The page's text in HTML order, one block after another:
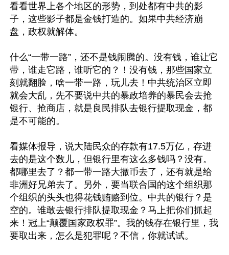
看看世界上各个地区的形势，到处都有中共的影
子，这些影子都是金钱打造的。如果中共经济崩
盘，政权就解体。
什么“一带一路”，还不是钱闹腾的。没有钱，谁让它
带，谁走它路，谁听它的？！没有钱，那些国家立
刻就翻脸，啥一带一路，玩儿去！中共统治区立即
就会大乱，先不要说中共的暴政培养的暴民会去抢
银行、抢商店，就是良民排队去银行提取现金，都
是不可能的。
看媒体报导，说大陆民众的存款有17.5万亿，存进
去的是这个数儿，但银行里有这么多钱吗？没有。
都哪里去了？都一带一路大撒币去了，还有就是给
非洲好兄弟去了。另外，要当联合国的这个组织那
个组织的头头也得花钱贿赂到位。中共的银行？是
空的。谁敢去银行排队提取现金？马上把你们抓起
来！冠上“颠覆国家政权罪”。我的钱存在银行里，我
要取出来，怎么是犯罪呢？不信，你就试试。